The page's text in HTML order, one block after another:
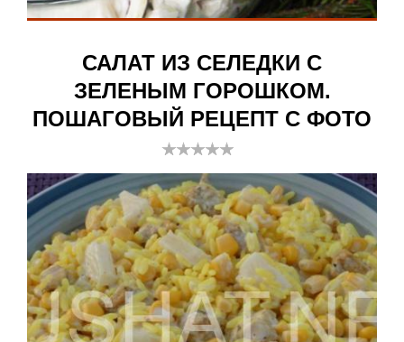
САЛАТ ИЗ СЕЛЕДКИ С
ЗЕЛЕНЫМ ГОРОШКОМ.
ПОШАГОВЫЙ РЕЦЕПТ С ФОТО